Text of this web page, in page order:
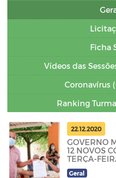
Ficha
Vídeos das
Coronavírus
Ranking
22.12.2020
GOVERNO
12 NOVOS
TERÇA-
Geral